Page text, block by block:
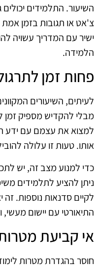
השיעור. התלמידים
צ'אט או תגובות בזמן
ישיר עם המדריך עשויה
הלמידה.
פחות זמן
לעיתים, השיעורים
מבלי להקדיש מספיק זמן
למצוא את עצמם עם ידע
אותו. טעות זו עלולה
כדי למנוע מצב זה, יש
ניתן להציע לתלמידים
לקיים סדנאות נוספות.
התיאורטי עם יישום
אי קביעת
חוסר בהגדרת מטרות